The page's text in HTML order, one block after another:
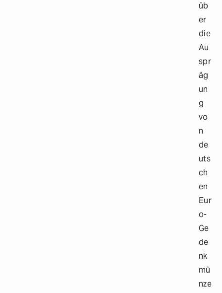
üb
er
die
Au
spr
äg
un
g
vo
n
de
uts
ch
en
Eur
o-
Ge
de
nk
mü
nze